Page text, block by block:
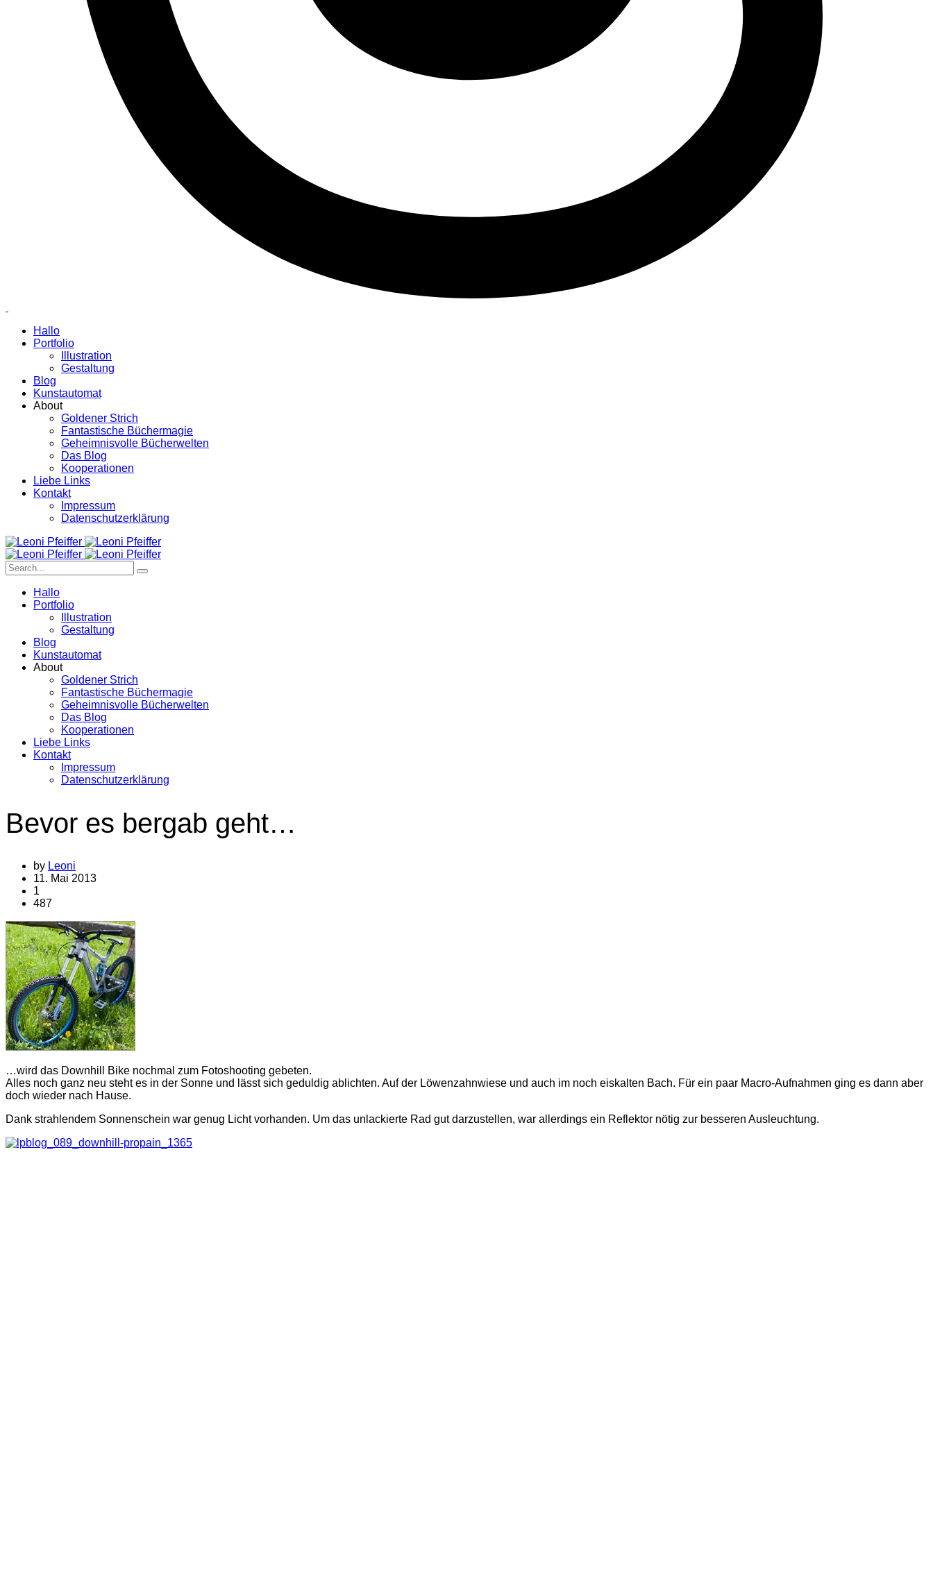
Hallo
Portfolio
Illustration
Gestaltung
Blog
Kunstautomat
About
Goldener Strich
Fantastische Büchermagie
Geheimnisvolle Bücherwelten
Das Blog
Kooperationen
Liebe Links
Kontakt
Impressum
Datenschutzerklärung
Hallo
Portfolio
Illustration
Gestaltung
Blog
Kunstautomat
About
Goldener Strich
Fantastische Büchermagie
Geheimnisvolle Bücherwelten
Das Blog
Kooperationen
Liebe Links
Kontakt
Impressum
Datenschutzerklärung
Bevor es bergab geht…
by Leoni
11. Mai 2013
1
487
…wird das Downhill Bike nochmal zum Fotoshooting gebeten.
Alles noch ganz neu steht es in der Sonne und lässt sich geduldig ablichten. Auf der Löwenzahnwiese und auch im noch eiskalten Bach. Für ein paar Macro-Aufnahmen ging es dann aber
doch wieder nach Hause.
Dank strahlendem Sonnenschein war genug Licht vorhanden. Um das unlackierte Rad gut darzustellen, war allerdings ein Reflektor nötig zur besseren Ausleuchtung.